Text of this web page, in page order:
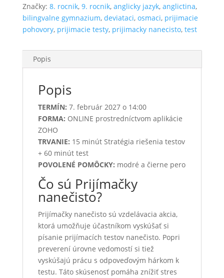
Značky: 8. rocnik, 9. rocnik, anglicky jazyk, anglictina,
bilingvalne gymnazium, deviataci, osmaci, prijimacie
pohovory, prijimacie testy, prijimacky nanecisto, test
Popis
Popis
TERMÍN: 7. február 2027 o 14:00
FORMA: ONLINE prostredníctvom aplikácie
ZOHO
TRVANIE: 15 minút Stratégia riešenia testov
+ 60 minút test
POVOLENÉ POMÔCKY: modré a čierne pero
Čo sú Prijímačky
nanečisto?
Prijímačky nanečisto sú vzdelávacia akcia,
ktorá umožňuje účastníkom vyskúšať si
písanie prijímacích testov nanečisto. Popri
preverení úrovne vedomostí si tiež
vyskúšajú prácu s odpoveďovým hárkom k
testu. Táto skúsenosť pomáha znížiť stres